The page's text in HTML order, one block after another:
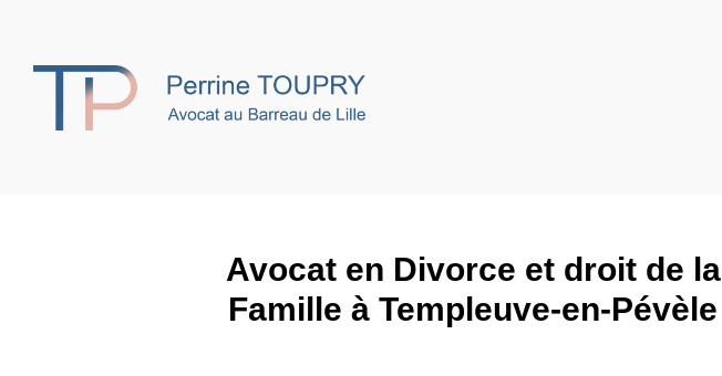
Avocat en Divorce et droit de la
Famille à Templeuve-en-Pévèle